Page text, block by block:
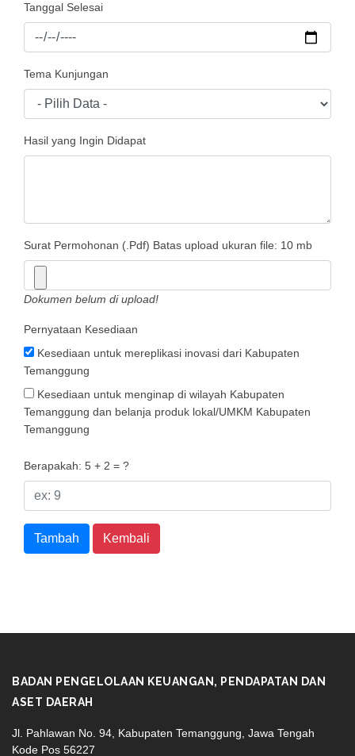
Tanggal Selesai
Tema Kunjungan
Hasil yang Ingin Didapat
Surat Permohonan (.Pdf) Batas upload ukuran file: 10 mb
Dokumen belum di upload!
Pernyataan Kesediaan
Kesediaan untuk mereplikasi inovasi dari Kabupaten
Temanggung
Kesediaan untuk menginap di wilayah Kabupaten
Temanggung dan belanja produk lokal/UMKM Kabupaten
Temanggung
Berapakah: 5 + 2 = ?
Tambah Kembali
BADAN PENGELOLAAN KEUANGAN, PENDAPATAN DAN
ASET DAERAH
Jl. Pahlawan No. 94, Kabupaten Temanggung, Jawa Tengah
Kode Pos 56227